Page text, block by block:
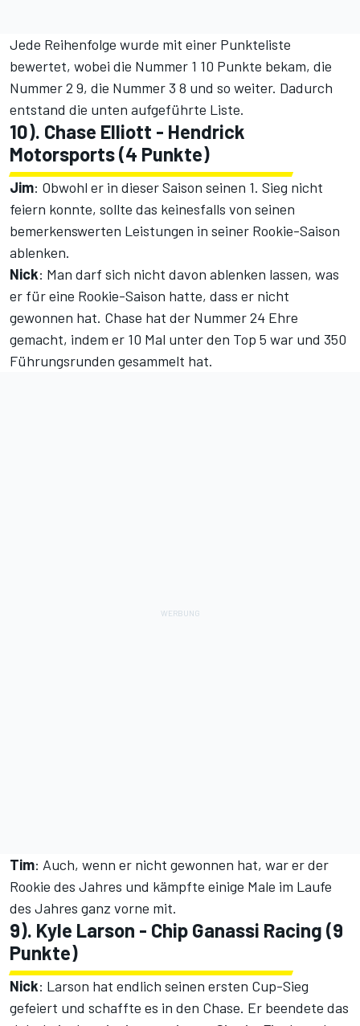
Jede Reihenfolge wurde mit einer Punkteliste
bewertet, wobei die Nummer 1 10 Punkte bekam, die
Nummer 2 9, die Nummer 3 8 und so weiter. Dadurch
entstand die unten aufgeführte Liste.
10). Chase Elliott - Hendrick
Motorsports (4 Punkte)
Jim: Obwohl er in dieser Saison seinen 1. Sieg nicht
feiern konnte, sollte das keinesfalls von seinen
bemerkenswerten Leistungen in seiner Rookie-Saison
ablenken.
Nick: Man darf sich nicht davon ablenken lassen, was
er für eine Rookie-Saison hatte, dass er nicht
gewonnen hat. Chase hat der Nummer 24 Ehre
gemacht, indem er 10 Mal unter den Top 5 war und 350
Führungsrunden gesammelt hat.
Tim: Auch, wenn er nicht gewonnen hat, war er der
Rookie des Jahres und kämpfte einige Male im Laufe
des Jahres ganz vorne mit.
9). Kyle Larson - Chip Ganassi Racing (9
Punkte)
Nick: Larson hat endlich seinen ersten Cup-Sieg
gefeiert und schaffte es in den Chase. Er beendete das